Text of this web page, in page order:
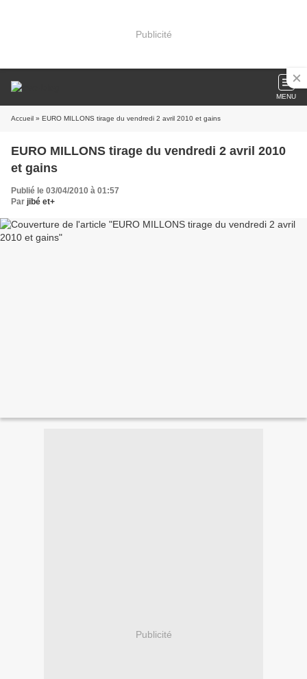
Publicité
MENU
Accueil » EURO MILLONS tirage du vendredi 2 avril 2010 et gains
EURO MILLONS tirage du vendredi 2 avril 2010
et gains
Publié le 03/04/2010 à 01:57
Par jibé et+
Publicité